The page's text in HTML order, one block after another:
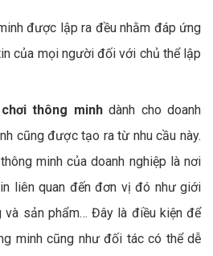
được lập ra đều nhằm đáp ứng
của mọi người đối với chủ thể lập
thông minhdành cho doanh
cũng được tạo ra từ nhu cầu này.
minh của doanh nghiệp là nơi
liên quan đến đơn vị đó như giới
và sản phẩm… Đây là điều kiện để
minh cũng như đối tác có thể dễ